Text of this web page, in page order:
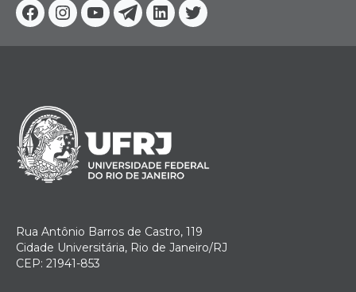
Facebook
Instagram
YoutubeTelegram
Linkedin
Twitter
Rua Antônio Barros de Castro, 119
Cidade Universitária, Rio de Janeiro/RJ
CEP: 21941-853